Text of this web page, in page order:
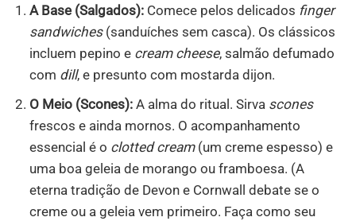
A Base (Salgados): Comece pelos delicados finger
sandwiches(sanduíches sem casca). Os clássicos
incluem pepino e cream cheese, salmão defumado
com dill, e presunto com mostarda dijon.
O Meio (Scones): A alma do ritual. Sirva scones
frescos e ainda mornos. O acompanhamento
essencial é o clotted cream(um creme espesso) e
uma boa geleia de morango ou framboesa. (A
eterna tradição de Devon e Cornwall debate se o
creme ou a geleia vem primeiro. Faça como seu